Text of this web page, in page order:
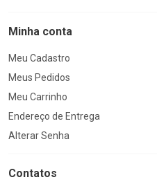
Minha conta
Meu Cadastro
Meus Pedidos
Meu Carrinho
Endereço de Entrega
Alterar Senha
Contatos